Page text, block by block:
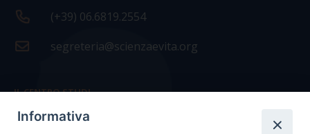
(+39) 06.6819.2554
segreteria@scienzaevita.org
IL CENTRO STUDI
La nostra storia
Informativa